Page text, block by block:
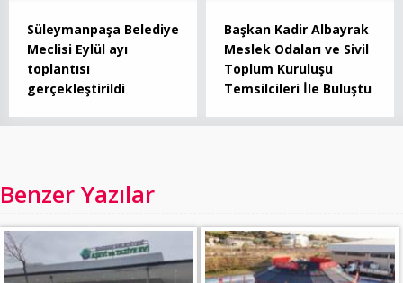
Süleymanpaşa Belediye
Meclisi Eylül ayı
toplantısı
gerçekleştirildi
Başkan Kadir Albayrak
Meslek Odaları ve Sivil
Toplum Kuruluşu
Temsilcileri İle Buluştu
Benzer Yazılar